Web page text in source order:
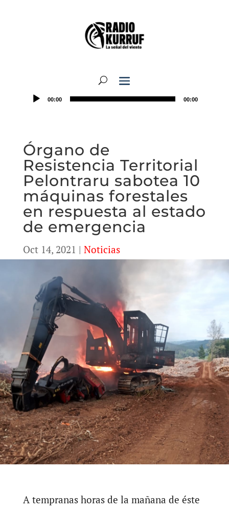
00:00 00:00
Órgano de
Resistencia Territorial
Pelontraru sabotea 10
máquinas forestales
en respuesta al estado
de emergencia
Oct 14, 2021 | Noticias
A tempranas horas de la mañana de éste